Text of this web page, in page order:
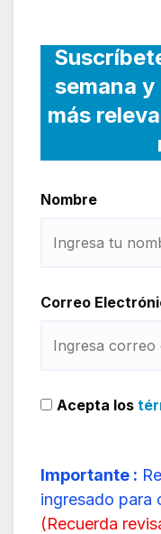
semana
más
Nombre
Correo
Acepta los
Importante :
ingresado para
(Recuerda